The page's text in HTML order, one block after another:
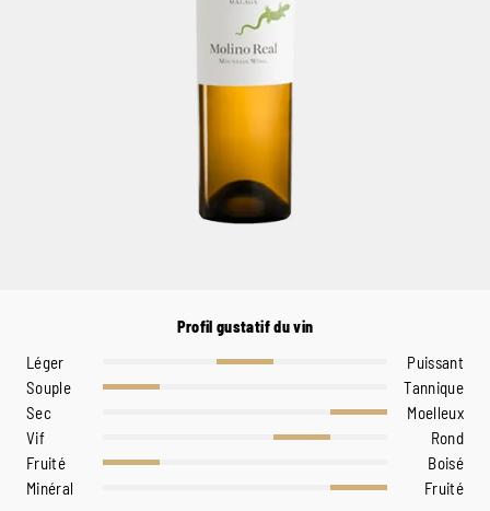
Profil gustatif du vin
Léger
Puissant
Souple
Tannique
Sec
Moelleux
Vif
Rond
Fruité
Boisé
Minéral
Fruité